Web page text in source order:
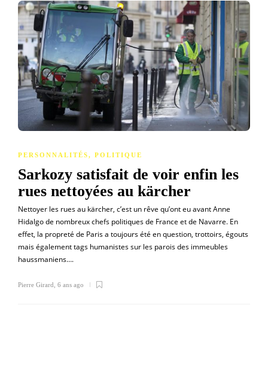
PERSONNALITÉS, POLITIQUE
Sarkozy satisfait de voir enfin les
rues nettoyées au kärcher
Nettoyer les rues au kärcher, c’est un rêve qu’ont eu avant Anne
Hidalgo de nombreux chefs politiques de France et de Navarre. En
effet, la propreté de Paris a toujours été en question, trottoirs, égouts
mais également tags humanistes sur les parois des immeubles
haussmaniens….
Pierre Girard 6 ans ago